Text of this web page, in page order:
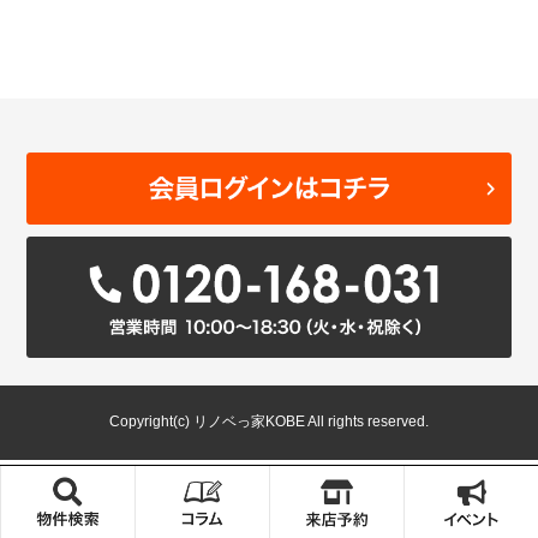
Copyright(c) リノベっ家KOBE All rights reserved.